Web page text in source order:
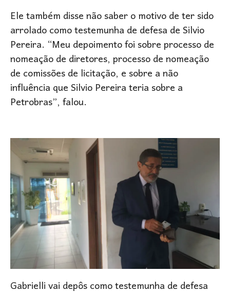
Ele também disse não saber o motivo de ter sido
arrolado como testemunha de defesa de Silvio
Pereira. “Meu depoimento foi sobre processo de
nomeação de diretores, processo de nomeação
de comissões de licitação, e sobre a não
influência que Silvio Pereira teria sobre a
Petrobras”, falou.
Gabrielli vai depôs como testemunha de defesa